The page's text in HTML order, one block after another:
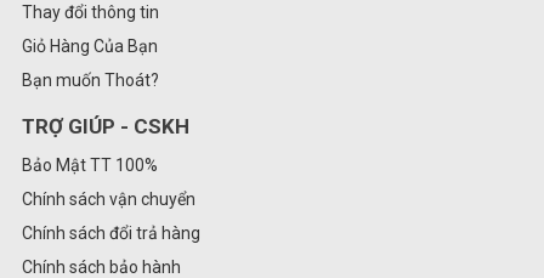
Thay đổi thông tin
Giỏ Hàng Của Bạn
Bạn muốn Thoát?
TRỢ GIÚP - CSKH
Bảo Mật TT 100%
Chính sách vận chuyển
Chính sách đổi trả hàng
Chính sách bảo hành